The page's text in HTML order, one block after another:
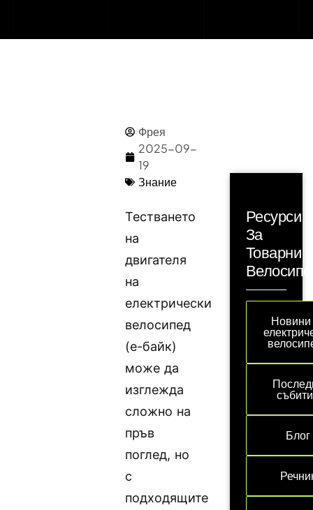
Фрея
2025-09-
19
Знание
Тестването
на
двигателя
на
електрически
велосипед
(е-байк)
може да
изглежда
сложно на
пръв
поглед, но
с
подходящите
Ресурси
За
Товарни
Новини
Блог